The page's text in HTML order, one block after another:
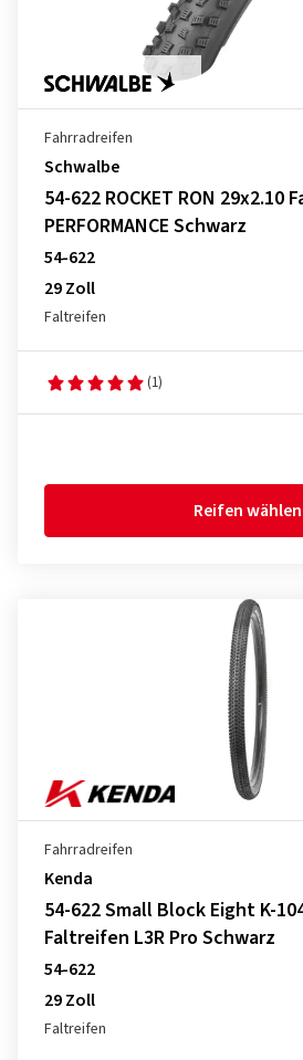
Fahrradreifen
Schwalbe
54-622 ROCKET RON 29x2.10
PERFORMANCE Schwarz
54-622
29 Zoll
Faltreifen
(1)
Reifen wählen
Fahrradreifen
Kenda
54-622 Small Block Eight K-
Faltreifen L3R Pro Schwarz
54-622
29 Zoll
Faltreifen